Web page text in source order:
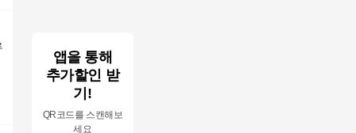
앱을 통해
추가할인 받
기!
QR코드를 스캔해보
세요